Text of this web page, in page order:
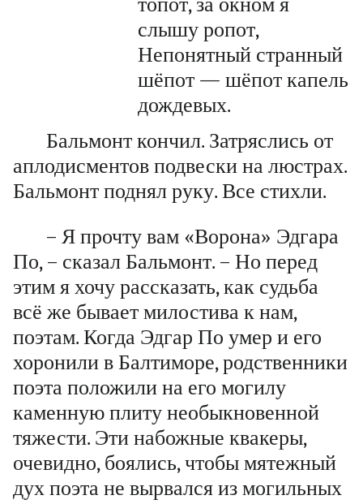
слышу ропот,
Непонятный странный
шёпот — шёпот капель
дождевых.
Бальмонт кончил. Затряслись от
аплодисментов подвески на люстрах.
Бальмонт поднял руку. Все стихли.
– Я прочту вам «Ворона» Эдгара
По, – сказал Бальмонт. – Но перед
этим я хочу рассказать, как судьба
всё же бывает милостива к нам,
поэтам. Когда Эдгар По умер и его
хоронили в Балтиморе, родственники
поэта положили на его могилу
каменную плиту необыкновенной
тяжести. Эти набожные квакеры,
очевидно, боялись, чтобы мятежный
дух поэта не вырвался из могильных